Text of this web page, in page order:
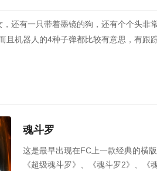
还有一只带着墨镜的狗，还有个个头
且机器人的4种子弹都比较有意思，有
魂斗罗
这是最早出现在FC上一款经典的横
《超级魂斗罗》、《魂斗罗2》、